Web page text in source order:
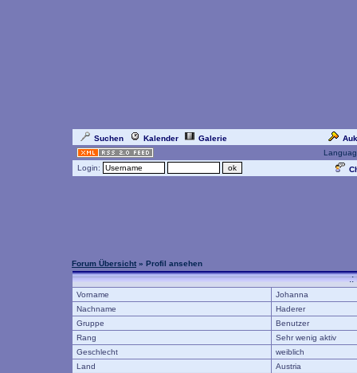
Suchen Kalender Galerie
Login:
Forum Übersicht » Profil ansehen
.:
Vorname
Johanna
Nachname
Haderer
Gruppe
Benutzer
Rang
Sehr wenig aktiv
Geschlecht
weiblich
Land
Austria